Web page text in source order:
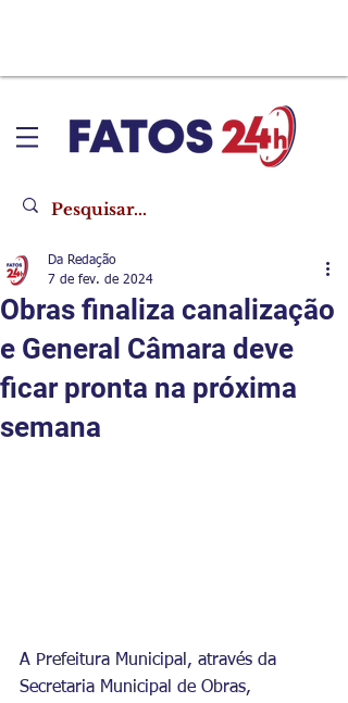
Obras finaliza canalização
e General Câmara deve
ficar pronta na próxima
semana
Da Redação
7 de fev. de 2024
A Prefeitura Municipal, através da
Secretaria Municipal de Obras,